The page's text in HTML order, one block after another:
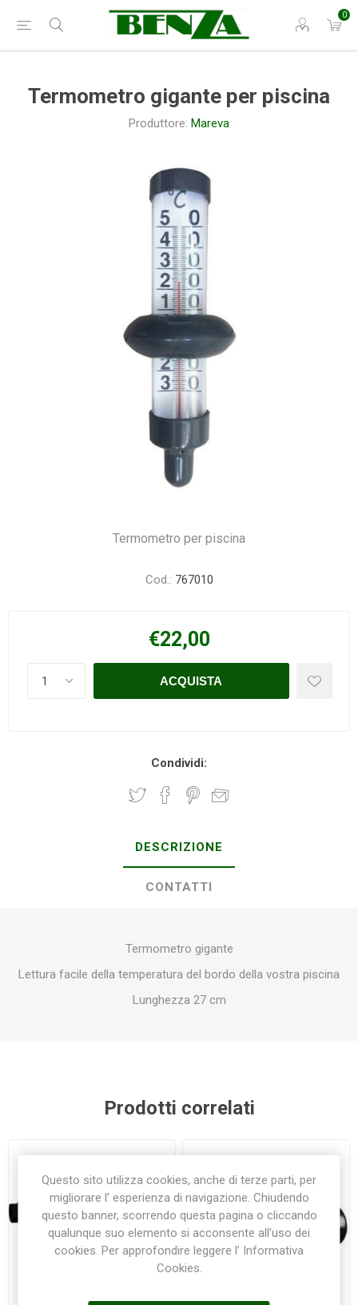
0
Termometro gigante per piscina
Produttore: Mareva
Termometro per piscina
Cod.: 767010
€22,00
Condividi:
DESCRIZIONE
CONTATTI
Termometro gigante
Lettura facile della temperatura del bordo della vostra piscina
Lunghezza 27 cm
Prodotti correlati
Questo sito utilizza cookies, anche di terze parti, per
migliorare l’ esperienza di navigazione. Chiudendo
questo banner, scorrendo questa pagina o cliccando
qualunque suo elemento si acconsente all’uso dei
cookies. Per approfondire leggere l’ Informativa
Cookies.